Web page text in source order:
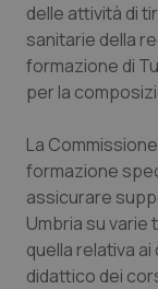
Lombardia
Marche
Molise
Piemonte
Provincia
Dolore
Donna &
Epatiti
HIV
Infezioni
delle attività di
sanitarie della
formazione di
per la
La
formazione
assicurare
Umbria su
quella relativa
didattico dei